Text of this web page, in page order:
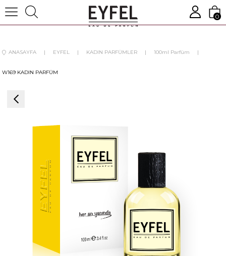
0
ANASAYFA EYFEL KADIN PARFÜMLER 100ml Parfüm
W169 KADIN PARFÜM